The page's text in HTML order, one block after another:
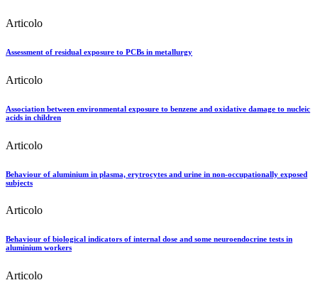
Articolo
Assessment of residual exposure to PCBs in metallurgy
Articolo
Association between environmental exposure to benzene and oxidative damage to nucleic
acids in children
Articolo
Behaviour of aluminium in plasma, erytrocytes and urine in non-occupationally exposed
subjects
Articolo
Behaviour of biological indicators of internal dose and some neuroendocrine tests in
aluminium workers
Articolo